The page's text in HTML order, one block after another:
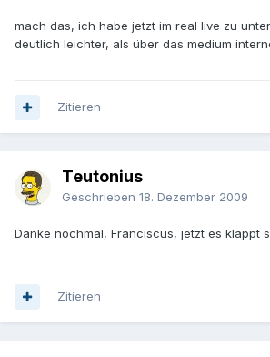
mach das, ich habe jetzt im real live zu
deutlich leichter, als über das medium
Zitieren
Teutonius
Geschrieben 18. Dezember 2009
Danke nochmal, Franciscus, jetzt es klappt
Zitieren